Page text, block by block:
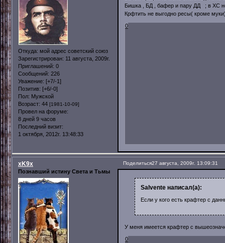
Откуда: мой адрес советский союз
Зарегистрирован: 11 августа, 2009г.
Приглашений: 0
Сообщений: 226
Уважение: [+7/-1]
Позитив: [+6/-0]
Пол: Мужской
Возраст: 44 [1981-10-09]
Провел на форуме:
8 дней 9 часов
Последний визит:
1 октября, 2012г. 13:48:33
Бишка , БД , бафер и пару ДД ; в ХС
Крфтить не выгодно ресы( кроме
0
Поделиться27 августа, 2009г. 13:09:31
xK9x
Познавший истину Света и Тьмы
Salvente написал(а):
Если у кого есть крафтер с
У меня имеется крафтер с
0